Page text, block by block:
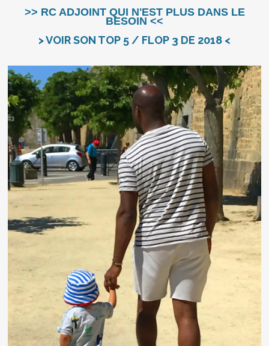
>> RC ADJOINT QUI N'EST PLUS DANS LE
BESOIN <<
> VOIR SON TOP 5 / FLOP 3 DE 2018 <